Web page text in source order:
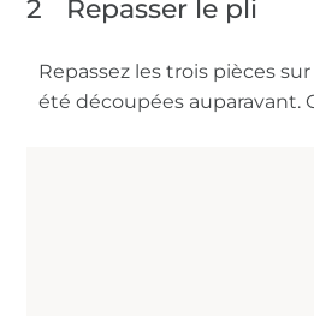
2 Repasser le pli
Repassez les trois pièces
été découpées auparavant.